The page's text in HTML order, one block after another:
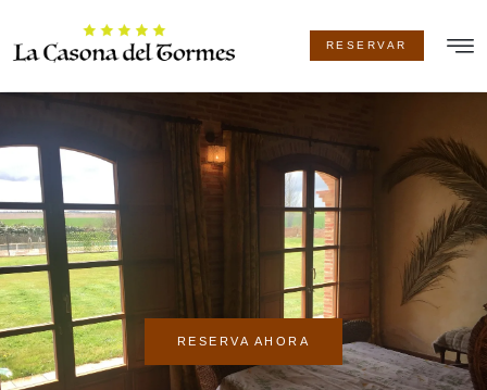
RESERVAR
RESERVA AHORA